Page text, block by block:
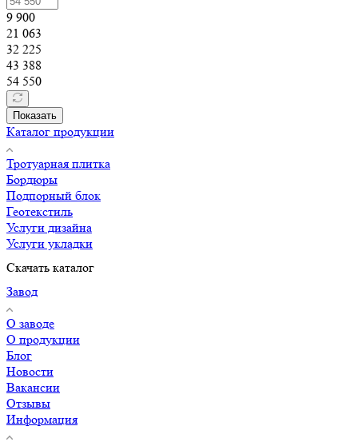
9 900
21 063
32 225
43 388
54 550
Показать
Каталог продукции
Тротуарная плитка
Бордюры
Подпорный блок
Геотекстиль
Услуги дизайна
Услуги укладки
Скачать каталог
Завод
О заводе
О продукции
Блог
Новости
Вакансии
Отзывы
Информация